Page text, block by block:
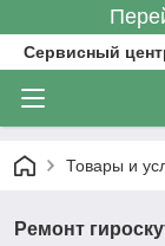
Сервисный
Товары и
Ремонт